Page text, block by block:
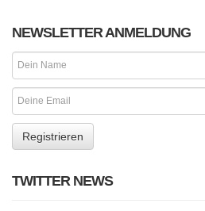
NEWSLETTER ANMELDUNG
TWITTER NEWS